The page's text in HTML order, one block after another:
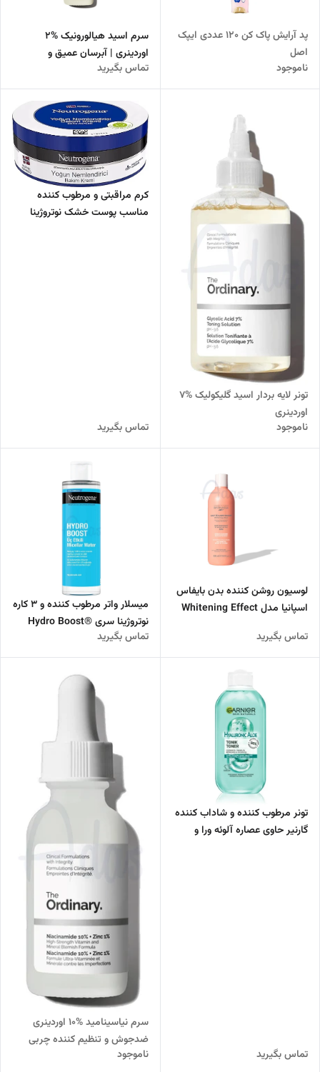
پد آرایش پاک کن 120 عددی ایپک
اصل
ناموجود
سرم اسید هیالورونیک %2
اوردینری | آبرسان عمیق و
مرطوب‌کننده پوست
تماس بگیرید
تونر لایه بردار اسید گلیکولیک %7
اوردینری
ناموجود
کرم مراقبتی و مرطوب کننده
مناسب پوست خشک نوتروژینا
تماس بگیرید
لوسیون روشن کننده بدن بایفاس
اسپانیا مدل Whitening Effect
تماس بگیرید
میسلار واتر مرطوب کننده و 3 کاره
نوتروژینا سری ®Hydro Boost
تماس بگیرید
تونر مرطوب کننده و شاداب کننده
گارنیر حاوی عصاره آلوئه ورا و
تماس بگیرید
سرم نیاسینامید %10 اوردینری
ضدجوش و تنظیم کننده چربی
پوست
ناموجود